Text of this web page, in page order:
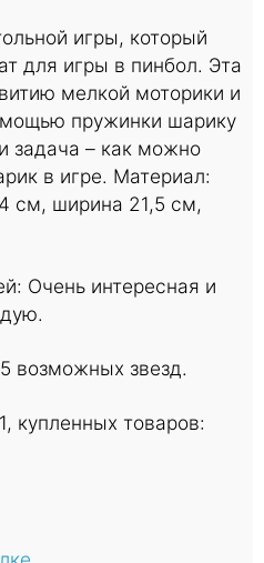
игры, который
для игры в пинбол. Эта
мелкой моторики и
пружинки шарику
задача – как можно
в игре. Материал:
см, ширина 21,5 см,
Очень интересная и
возможных звезд.
купленных товаров: